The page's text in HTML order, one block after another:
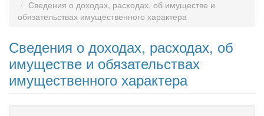
Сведения о доходах, расходах, об имуществе и
обязательствах имущественного характера
Сведения о доходах, расходах, об
имуществе и обязательствах
имущественного характера